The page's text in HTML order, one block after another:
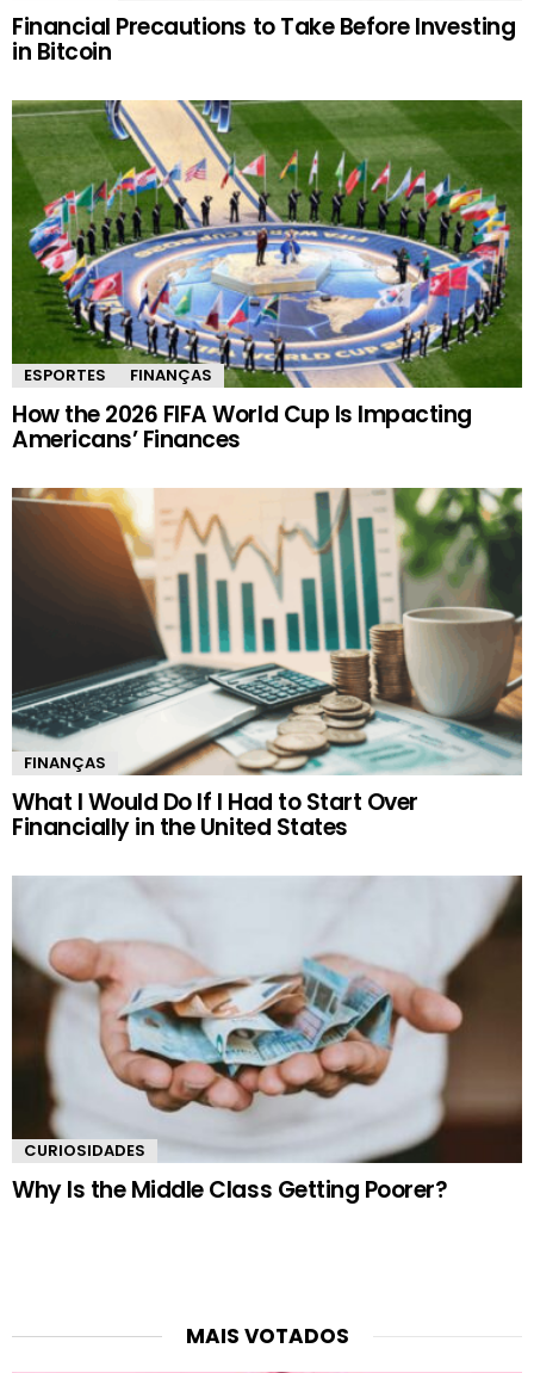
Financial Precautions to Take Before Investing
in Bitcoin
ESPORTES FINANÇAS
How the 2026 FIFA World Cup Is Impacting
Americans’ Finances
FINANÇAS
What I Would Do If I Had to Start Over
Financially in the United States
CURIOSIDADES
Why Is the Middle Class Getting Poorer?
MAIS VOTADOS